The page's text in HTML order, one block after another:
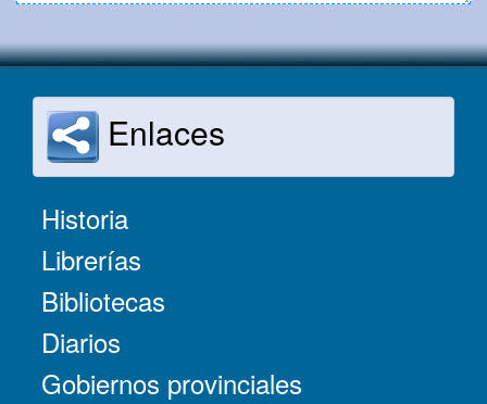
Enlaces
Historia
Librerías
Bibliotecas
Diarios
Gobiernos provinciales